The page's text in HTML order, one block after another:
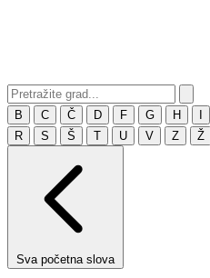
B C Č D F G H
R
S Š T U V Z Ž
Sva početna slova